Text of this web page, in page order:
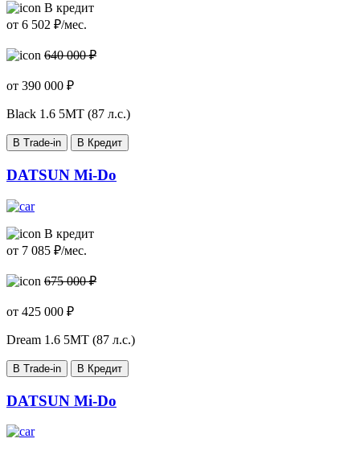
В кредит
от 6 502 ₽/мес.
640 000 ₽
от 390 000 ₽
Black 1.6 5МТ (87 л.с.)
В Trade-in В Кредит
DATSUN Mi-Do
В кредит
от 7 085 ₽/мес.
675 000 ₽
от 425 000 ₽
Dream 1.6 5МТ (87 л.с.)
В Trade-in В Кредит
DATSUN Mi-Do